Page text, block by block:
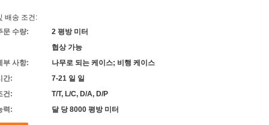
배송 조건:
문 수량:
2 평방 미터
협상 가능
부 사항:
나무로 되는 케이스; 비행 케이스
간:
7-21 일 일
건:
T/T, L/C, D/A, D/P
력:
달 당 8000 평방 미터